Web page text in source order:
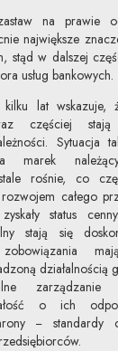
na prawie
największe
stąd w dalszej
usług bankowych.
kilku lat wskazuje,
częściej
Sytuacja
marek
rośnie, co
całego
status
stają się
działalnością
o ich
− standardy